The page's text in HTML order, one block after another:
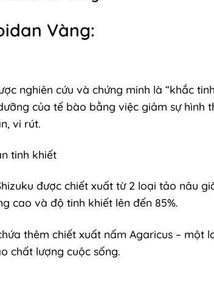
Vàng:
nghiên cứu và chứng minh là “khắc
của tế bào bằng việc giảm sự hình
vi rút.
tinh khiết
được chiết xuất từ 2 loại tảo nâu
cao và độ tinh khiết lên đến 85%.
thêm chiết xuất nấm Agaricus – một
chất lượng cuộc sống.